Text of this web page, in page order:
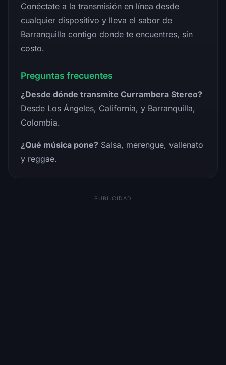
Conéctate a la transmisión en línea desde
cualquier dispositivo y lleva el sabor de
Barranquilla contigo donde te encuentres, sin
costo.
Preguntas frecuentes
¿Desde dónde transmite Currambera Stereo?
Desde Los Ángeles, California, y Barranquilla,
Colombia.
¿Qué música pone? Salsa, merengue, vallenato
y reggae.
PUBLICIDAD